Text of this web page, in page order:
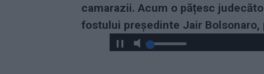
camarazii. Acum o pățesc
fostului președinte Jair